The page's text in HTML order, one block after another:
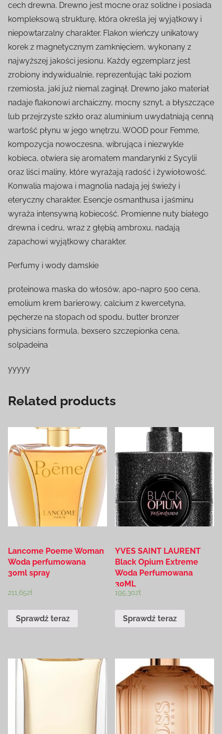
cech drewna. Drewno jest mocne oraz solidne i posiada
kompleksową strukturę, która określa jej wyjątkowy i
niepowtarzalny charakter. Flakon wieńczy unikatowy
korek z magnetycznym zamknięciem, wykonany z
najwyższej jakości jesionu. Każdy egzemplarz jest
zrobiony indywidualnie, reprezentując taki poziom
rzemiosła, jaki już niemal zaginął. Drewno jako materiał
nadaje flakonowi archaiczny, mocny sznyt, a błyszczące
lub przejrzyste szkło oraz aluminium uwydatniają cenną
wartość płynu w jego wnętrzu. WOOD pour Femme,
kompozycja nowoczesna, wibrująca i niezwykle
kobieca, otwiera się aromatem mandarynki z Sycylii
oraz liści maliny, które wyrażają radość i żywiołowość.
Konwalia majowa i magnolia nadają jej świeży i
eteryczny charakter. Esencje osmanthusa i jaśminu
wyraża intensywną kobiecość. Promienne nuty białego
drewna i cedru, wraz z głębią ambroxu, nadają
zapachowi wyjątkowy charakter.
Perfumy i wody damskie
proteinowa maska do włosów, apo-napro 500 cena,
emolium krem barierowy, calcium z kwercetyna,
pęcherze na stopach od spodu, butter bronzer
physicians formula, bexsero szczepionka cena,
solpadeina
yyyyy
Related products
Lancome Poeme Woman
Woda perfumowana
30ml spray
211,65zł
Sprawdź teraz
YVES SAINT LAURENT
Black Opium Extreme
Woda Perfumowana
30ML
195,30zł
Sprawdź teraz